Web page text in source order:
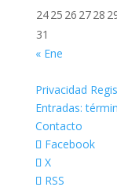
2425 26 2728
31
« Ene
Privacidad
Entradas:
Contacto
Facebook
X
RSS